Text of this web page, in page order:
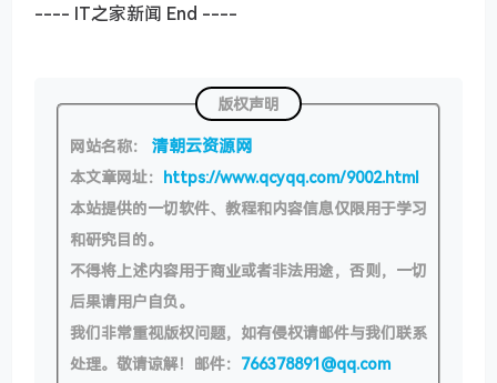
---- IT之家新闻 End ----
版权声明
网站名称： 清朝云资源网
本文章网址： https://www.qcyqq.com/9002.html
本站提供的一切软件、教程和内容信息仅限用于学习
和研究目的。
不得将上述内容用于商业或者非法用途，否则，一切
后果请用户自负。
我们非常重视版权问题，如有侵权请邮件与我们联系
处理。敬请谅解！邮件： 766378891@qq.com